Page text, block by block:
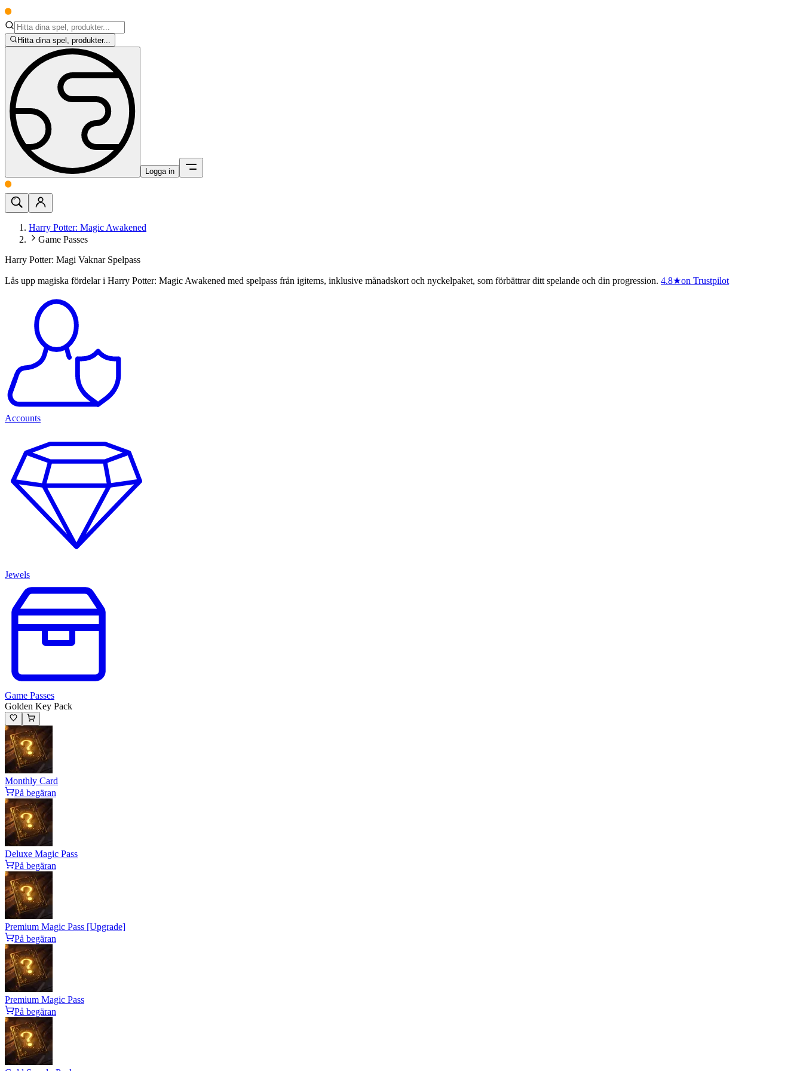
Hitta dina spel, produkter...
Logga in
Harry Potter: Magic Awakened
Game Passes
Harry Potter: Magi Vaknar Spelpass
Lås upp magiska fördelar i Harry Potter: Magic Awakened med spelpass från igitems, inklusive månadskort och nyckelpaket, som förbättrar ditt spelande och din progression. 4.8★on Trustpilot
Accounts
Jewels
Game Passes
Golden Key Pack
Monthly Card
På begäran
Deluxe Magic Pass
På begäran
Premium Magic Pass [Upgrade]
På begäran
Premium Magic Pass
På begäran